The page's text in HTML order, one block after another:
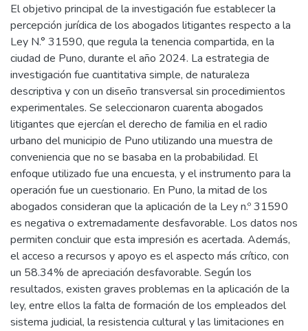
El objetivo principal de la investigación fue establecer la
percepción jurídica de los abogados litigantes respecto a la
Ley N.° 31590, que regula la tenencia compartida, en la
ciudad de Puno, durante el año 2024. La estrategia de
investigación fue cuantitativa simple, de naturaleza
descriptiva y con un diseño transversal sin procedimientos
experimentales. Se seleccionaron cuarenta abogados
litigantes que ejercían el derecho de familia en el radio
urbano del municipio de Puno utilizando una muestra de
conveniencia que no se basaba en la probabilidad. El
enfoque utilizado fue una encuesta, y el instrumento para la
operación fue un cuestionario. En Puno, la mitad de los
abogados consideran que la aplicación de la Ley n.º 31590
es negativa o extremadamente desfavorable. Los datos nos
permiten concluir que esta impresión es acertada. Además,
el acceso a recursos y apoyo es el aspecto más crítico, con
un 58.34% de apreciación desfavorable. Según los
resultados, existen graves problemas en la aplicación de la
ley, entre ellos la falta de formación de los empleados del
sistema judicial, la resistencia cultural y las limitaciones en